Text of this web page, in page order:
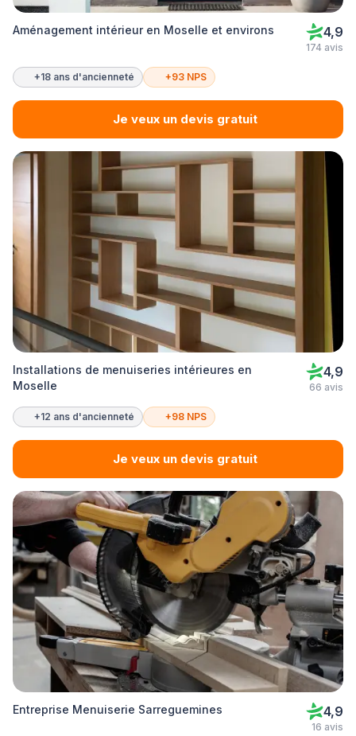
Aménagement intérieur en Moselle et environs 4,9
174 avis
+18 ans d'ancienneté +93 NPS
Je veux un devis gratuit
Installations de menuiseries intérieures en
Moselle
4,9
66 avis
+12 ans d'ancienneté +98 NPS
Je veux un devis gratuit
Entreprise Menuiserie Sarreguemines 4,9
16 avis